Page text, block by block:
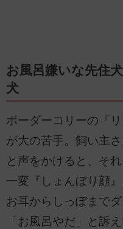
お風呂嫌いな先住
犬
ボーダーコリーの『
が大の苦手。飼い主
と声をかけると、そ
一変『しょんぼり顔
お耳からしっぽまで
「お風呂やだ」と訴